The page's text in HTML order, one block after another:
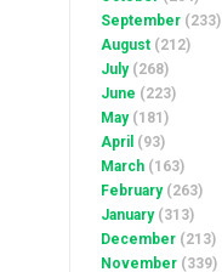
September (233)
August (212)
July(268)
June (223)
May(181)
April (93)
March (163)
February(263)
January(313)
December (213)
November (339)